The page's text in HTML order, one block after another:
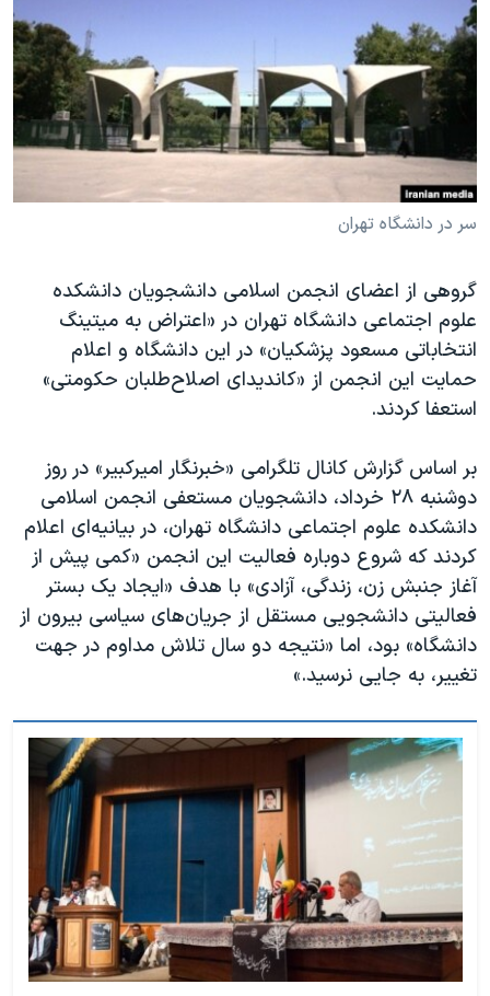
فرهنگ و زندگی
حقوق شهروندی
اقتصادی
علم و فناوری
اسرائیل در جنگ
گالری عکس
مستندها
انتخابات ریاست جمهوری آمریکا ۲۰۲۴
حمله جمهوری اسلامی به اسرائیل
رمز مهسا
ورزش زنان در ایران
اعتراضات زن، زندگی، آزادی
تریبونال مردمی آبان ۹۸
دادگاه حمید نوری
چهل سال گروگان‌گیری
قانون شفافیت دارائی کادر رهبری ایران
اعتراضات مردمی آبان ۹۸
اسرائیل در جنگ
نرگس محمدی برنده جایزه نوبل صلح
همایش محافظه‌کاران آمریکا «سی‌پک»
صفحه‌های ویژه
سفر پرزیدنت ترامپ به چین
دنبال کنید
زبانهای مختلف
سر در دانشگاه تهران
گروهی از اعضای انجمن اسلامی دانشجویان دانشکده
علوم اجتماعی دانشگاه تهران در «اعتراض به میتینگ
انتخاباتی مسعود پزشکیان» در این دانشگاه و اعلام
حمایت این انجمن از «کاندیدای اصلاح‌طلبان حکومتی»
استعفا کردند.
بر اساس گزارش کانال تلگرامی «خبرنگار امیرکبیر» در روز
دوشنبه ۲۸ خرداد، دانشجویان مستعفی انجمن اسلامی
دانشکده علوم اجتماعی دانشگاه تهران، در بیانیه‌ای اعلام
کردند که شروع دوباره فعالیت این انجمن «کمی پیش از
آغاز جنبش زن، زندگی، آزادی» با هدف «ایجاد یک بستر
فعالیتی دانشجویی مستقل از جریان‌های سیاسی بیرون از
دانشگاه» بود، اما «نتیجه دو سال تلاش مداوم در جهت
تغییر، به جایی نرسید.»